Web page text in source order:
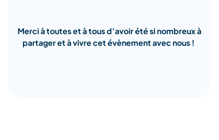
Merci à toutes et à tous d’avoir été si nombreux à
partager et à vivre cet évènement avec nous !